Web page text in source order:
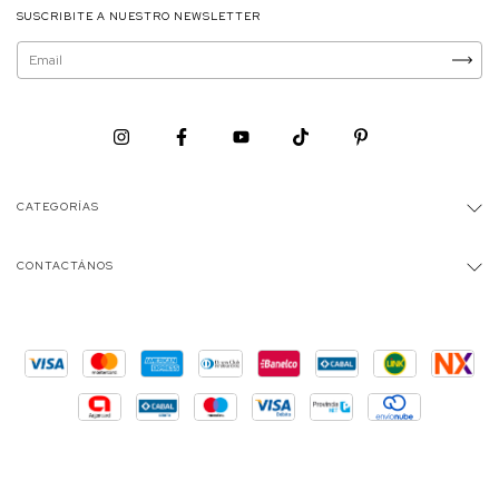
SUSCRIBITE A NUESTRO NEWSLETTER
CATEGORÍAS
CONTACTÁNOS